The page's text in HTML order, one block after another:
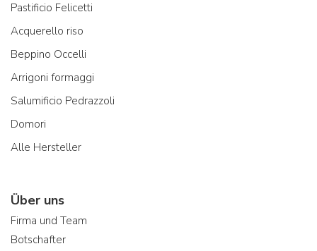
Pastificio Felicetti
Acquerello riso
Beppino Occelli
Arrigoni formaggi
Salumificio Pedrazzoli
Domori
Alle Hersteller
Über uns
Firma und Team
Botschafter